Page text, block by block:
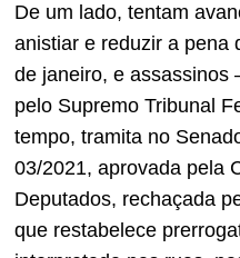
De um lado, tentam
anistiar e reduzir a pena
de janeiro, e assassinos
pelo Supremo Tribunal
tempo, tramita no
03/2021, aprovada pela
Deputados, rechaçada
que restabelece